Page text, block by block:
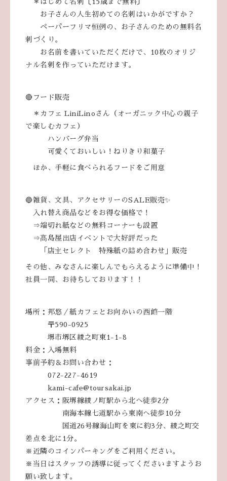
＊はじめて名刺〔15歳まで無料〕
お子さんの人生初めての名刺はいかがですか？
ペーパーフリマ恒例の、お子さんのための無料名
刺づくり。
お名前を書いていただくだけで、10枚のオリジ
ナル名刺を作っていただけます。
🔴フード販売
＊カフェ LiniLinoさん（オーガニック中心の親子
で楽しむカフェ）
ハンバーグ弁当
可愛くておいしい！ねりきり和菓子
ほか、手軽に食べられるフードをご用意
🔵雑貨、文具、アクセサリーのSALE販売✨
入れ替え商品などをお得な価格で！
⇒端切れ紙などの無料コーナーも設置
⇒髙島屋出店イベントで大好評だった
「店主セレクト 特殊紙の詰め合わせ」販売
その他、みなさんに楽しんでもらえるように準備中！
社員一同、お待ちしております！！
場所：邦悠／紙カフェとお向かいの西館一階
〒590-0925
堺市堺区綾之町東1-1-8
料金：入場無料
事前予約＆お問い合わせ：
072-227-4619
kami-cafe@toursakai.jp
アクセス：阪堺線綾ノ町駅から北へ徒歩2分
南海本線七道駅から東南へ徒歩10分
国道26号線海山町を東に約3分、綾之町交
差点を北に1分。
※近隣のコインパーキングをご利用ください。
※当日はスタッフの誘導に従ってくださいますようお
願い致します。